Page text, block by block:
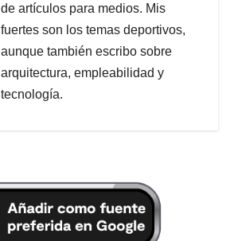
de artículos para medios. Mis
fuertes son los temas deportivos,
aunque también escribo sobre
arquitectura, empleabilidad y
tecnología.